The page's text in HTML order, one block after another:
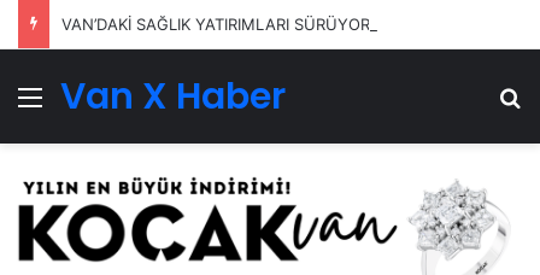
VAN’DAKİ SAĞLIK YATIRIMLARI SÜRÜYOR
Menü
Van X Haber